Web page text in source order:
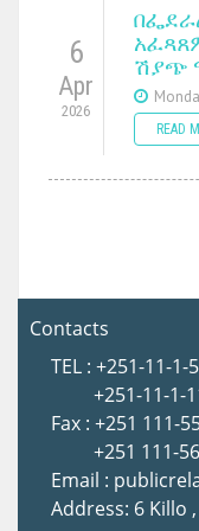
6
Apr
2026
ሽያጭ
READ
Contacts
TEL : +251-11-1-
+251-11-1-
Fax : +251 111-
+251 111-
Email :
Address: 6 Killo